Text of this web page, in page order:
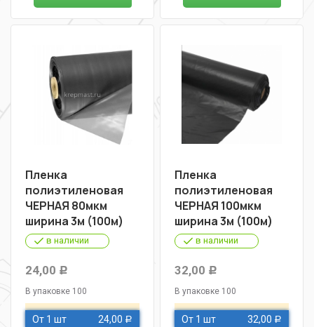
Пленка
полиэтиленовая
ЧЕРНАЯ 80мкм
ширина 3м (100м)
в наличии
24,00 Р
В упаковке 100
От 1 шт 24,00 Р
Пленка
полиэтиленовая
ЧЕРНАЯ 100мкм
ширина 3м (100м)
в наличии
32,00 Р
В упаковке 100
От 1 шт 32,00 Р